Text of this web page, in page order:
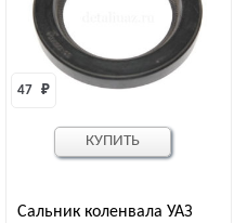
Сальник коленвала УАЗ
47 ₽
КУПИТЬ